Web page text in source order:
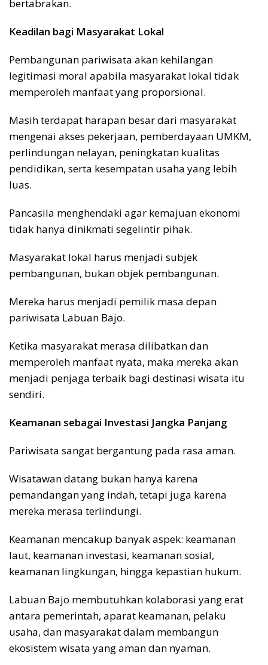
bertabrakan.
Keadilan bagi Masyarakat Lokal
Pembangunan pariwisata akan kehilangan
legitimasi moral apabila masyarakat lokal tidak
memperoleh manfaat yang proporsional.
Masih terdapat harapan besar dari masyarakat
mengenai akses pekerjaan, pemberdayaan UMKM,
perlindungan nelayan, peningkatan kualitas
pendidikan, serta kesempatan usaha yang lebih
luas.
Pancasila menghendaki agar kemajuan ekonomi
tidak hanya dinikmati segelintir pihak.
Masyarakat lokal harus menjadi subjek
pembangunan, bukan objek pembangunan.
Mereka harus menjadi pemilik masa depan
pariwisata Labuan Bajo.
Ketika masyarakat merasa dilibatkan dan
memperoleh manfaat nyata, maka mereka akan
menjadi penjaga terbaik bagi destinasi wisata itu
sendiri.
Keamanan sebagai Investasi Jangka Panjang
Pariwisata sangat bergantung pada rasa aman.
Wisatawan datang bukan hanya karena
pemandangan yang indah, tetapi juga karena
mereka merasa terlindungi.
Keamanan mencakup banyak aspek: keamanan
laut, keamanan investasi, keamanan sosial,
keamanan lingkungan, hingga kepastian hukum.
Labuan Bajo membutuhkan kolaborasi yang erat
antara pemerintah, aparat keamanan, pelaku
usaha, dan masyarakat dalam membangun
ekosistem wisata yang aman dan nyaman.